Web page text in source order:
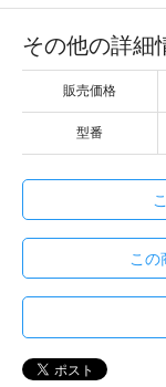
その他の詳細
販売価格
型番
この